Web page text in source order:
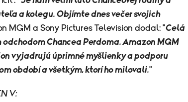
a kolegu. Objímte dnes večer svojich
MGM a Sony Pictures Television dodal: "Celá
Chancea Perdoma. Amazon MGM
vyjadrujú úprimné myšlienky a podporu
období a všetkým, ktorí ho milovali."
V: